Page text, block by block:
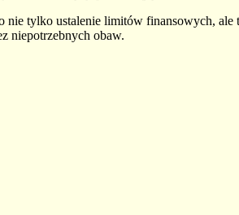
nie tylko ustalenie limitów finansowych,
niepotrzebnych obaw.